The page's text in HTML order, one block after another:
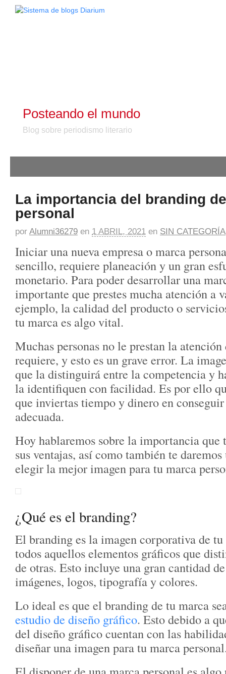
Posteando el mundo
Blog sobre periodismo literario
La importancia del branding
personal
por Alumni36279 en 1 ABRIL, 2021 en SIN CATEGORÍA
Iniciar una nueva empresa o marca
sencillo, requiere planeación y un gran
monetario. Para poder desarrollar una
importante que prestes mucha atención a
ejemplo, la calidad del producto o
tu marca es algo vital.
Muchas personas no le prestan la
requiere, y esto es un grave error. La
que la distinguirá entre la competencia y
la identifiquen con facilidad. Es por ello
que inviertas tiempo y dinero en
adecuada.
Hoy hablaremos sobre la importancia
sus ventajas, así como también te
elegir la mejor imagen para tu marca
¿Qué es el branding?
El branding es la imagen corporativa de
todos aquellos elementos gráficos que
de otras. Esto incluye una gran cantidad
imágenes, logos, tipografía y colores.
Lo ideal es que el branding de tu marca
estudio de diseño gráfico. Esto debido a
del diseño gráfico cuentan con las
diseñar una imagen para tu marca